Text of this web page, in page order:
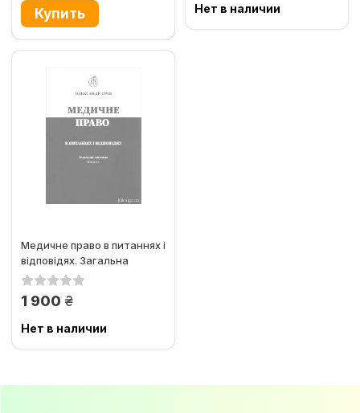
Нет в наличии
Медичне право в питаннях і
відповідях. Загальна
частина. Книга 1
1 900 грн.
Нет в наличии